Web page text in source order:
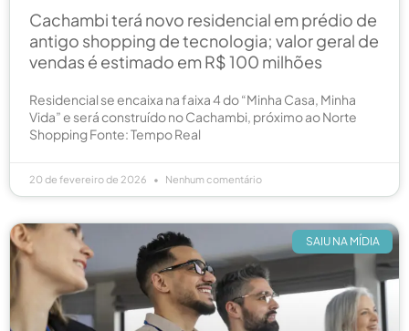
Cachambi terá novo residencial em prédio de
antigo shopping de tecnologia; valor geral de
vendas é estimado em R$ 100 milhões
Residencial se encaixa na faixa 4 do “Minha Casa, Minha
Vida” e será construído no Cachambi, próximo ao Norte
Shopping Fonte: Tempo Real
20 de fevereiro de 2026 Nenhum comentário
SAIU NA MÍDIA